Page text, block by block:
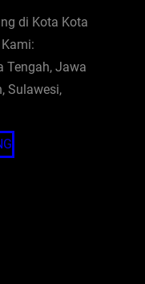
di Kota Kota
Tengah, Jawa
Sulawesi,